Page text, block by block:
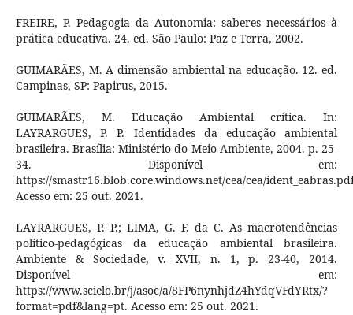
FREIRE, P. Pedagogia da Autonomia: saberes necessários à
prática educativa. 24. ed. São Paulo: Paz e Terra, 2002.
GUIMARÃES, M. A dimensão ambiental na educação. 12. ed.
Campinas, SP: Papirus, 2015.
GUIMARÃES, M. Educação Ambiental crítica. In:
LAYRARGUES, P. P. Identidades da educação ambiental
brasileira. Brasília: Ministério do Meio Ambiente, 2004. p. 25-
34. Disponível em:
https://smastr16.blob.core.windows.net/cea/cea/
Acesso em: 25 out. 2021.
LAYRARGUES, P. P.; LIMA, G. F. da C. As macrotendências
político-pedagógicas da educação ambiental brasileira.
Ambiente & Sociedade, v. XVII, n. 1, p. 23-40, 2014.
Disponível em:
https://www.scielo.br/j/asoc/a/8FP6nynhjdZ4hYdqVFdYRtx/?
format=pdf&lang=pt. Acesso em: 25 out. 2021.